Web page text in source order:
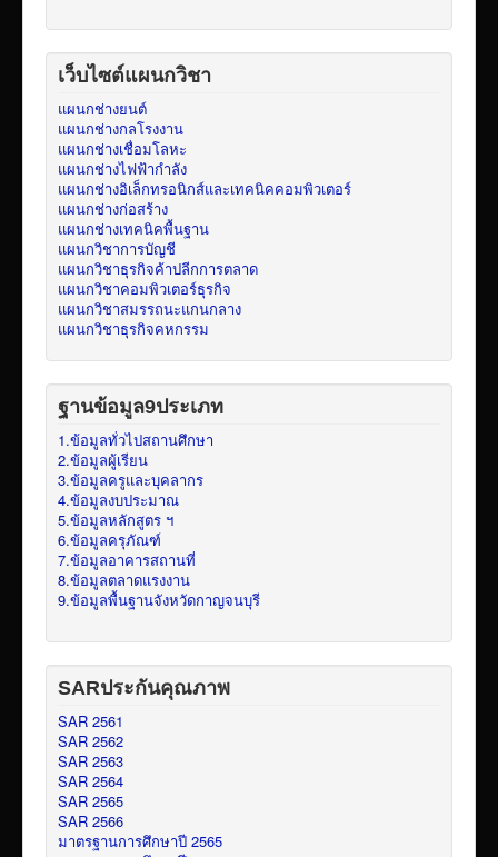
เว็บไซต์แผนกวิชา
แผนกช่างยนต์
แผนกช่างกลโรงงาน
แผนกช่างเชื่อมโลหะ
แผนกช่างไฟฟ้ากำลัง
แผนกช่างอิเล็กทรอนิกส์และเทคนิคคอมพิวเตอร์
แผนกช่างก่อสร้าง
แผนกช่างเทคนิคพื้นฐาน
แผนกวิชาการบัญชี
แผนกวิชาธุรกิจค้าปลีกการตลาด
แผนกวิชาคอมพิวเตอร์ธุรกิจ
แผนกวิชาสมรรถนะแกนกลาง
แผนกวิชาธุรกิจคหกรรม
ฐานข้อมูล9ประเภท
1.ข้อมูลทั่วไปสถานศึกษา
2.ข้อมูลผู้เรียน
3.ข้อมูลครูและบุคลากร
4.ข้อมูลงบประมาณ
5.ข้อมูลหลักสูตร ฯ
6.ข้อมูลครุภัณฑ์
7.ข้อมูลอาคารสถานที่
8.ข้อมูลตลาดแรงงาน
9.ข้อมูลพื้นฐานจังหวัดกาญจนบุรี
SARประกันคุณภาพ
SAR 2561
SAR 2562
SAR 2563
SAR 2564
SAR 2565
SAR 2566
มาตรฐานการศึกษาปี 2565